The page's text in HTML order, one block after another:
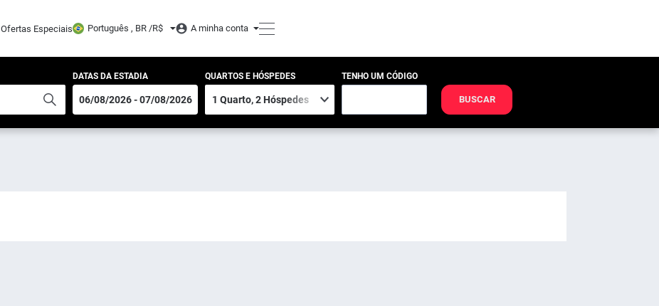
Ofertas Especiais Português , BR /R$ A minha conta
DATAS DA ESTADIA QUARTOS E HÓSPEDES TENHO UM CÓDIGO
BUSCAR